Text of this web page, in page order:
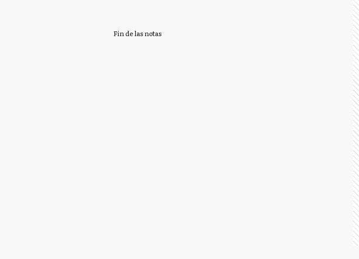
Fin de las notas